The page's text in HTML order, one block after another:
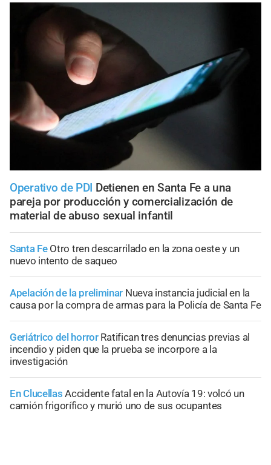
Operativo de PDI Detienen en Santa Fe a una
pareja por producción y comercialización de
material de abuso sexual infantil
Santa Fe Otro tren descarrilado en la zona oeste y un
nuevo intento de saqueo
Apelación de la preliminar Nueva instancia judicial en la
causa por la compra de armas para la Policía de Santa Fe
Geriátrico del horror Ratifican tres denuncias previas al
incendio y piden que la prueba se incorpore a la
investigación
En Clucellas Accidente fatal en la Autovía 19: volcó un
camión frigorífico y murió uno de sus ocupantes